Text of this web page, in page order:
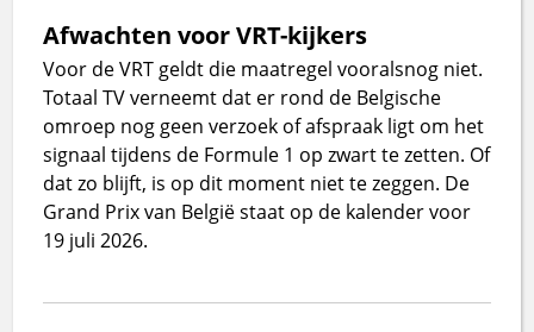
Afwachten voor VRT-kijkers
Voor de VRT geldt die maatregel vooralsnog niet.
Totaal TV verneemt dat er rond de Belgische
omroep nog geen verzoek of afspraak ligt om het
signaal tijdens de Formule 1 op zwart te zetten. Of
dat zo blijft, is op dit moment niet te zeggen. De
Grand Prix van België staat op de kalender voor
19 juli 2026.